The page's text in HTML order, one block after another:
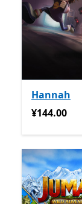
Hannah
¥144.00
¥144.00